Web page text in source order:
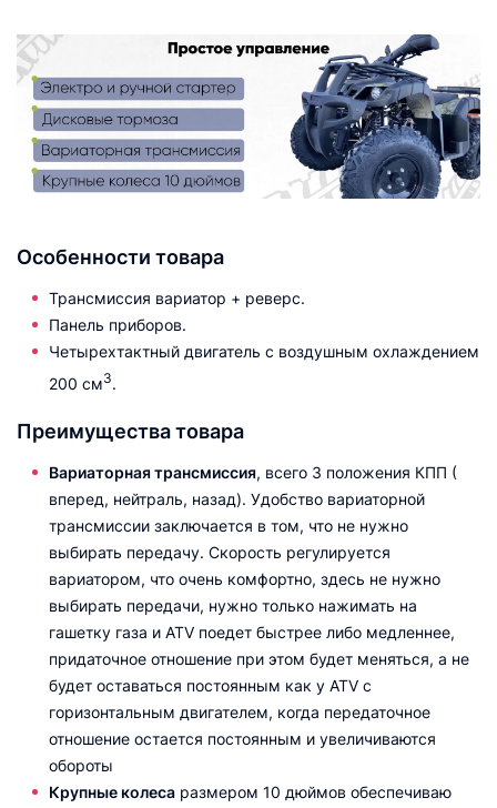
Особенности товара
Трансмиссия вариатор + реверс.
Панель приборов.
Четырехтактный двигатель с воздушным охлаждением
200 см3.
Преимущества товара
Вариаторная трансмиссия, всего 3 положения КПП (
вперед, нейтраль, назад). Удобство вариаторной
трансмиссии заключается в том, что не нужно
выбирать передачу. Скорость регулируется
вариатором, что очень комфортно, здесь не нужно
выбирать передачи, нужно только нажимать на
гашетку газа и ATV поедет быстрее либо медленнее,
придаточное отношение при этом будет меняться, а не
будет оставаться постоянным как у ATV с
горизонтальным двигателем, когда передаточное
отношение остается постоянным и увеличиваются
обороты
Крупные колеса размером 10 дюймов обеспечиваю